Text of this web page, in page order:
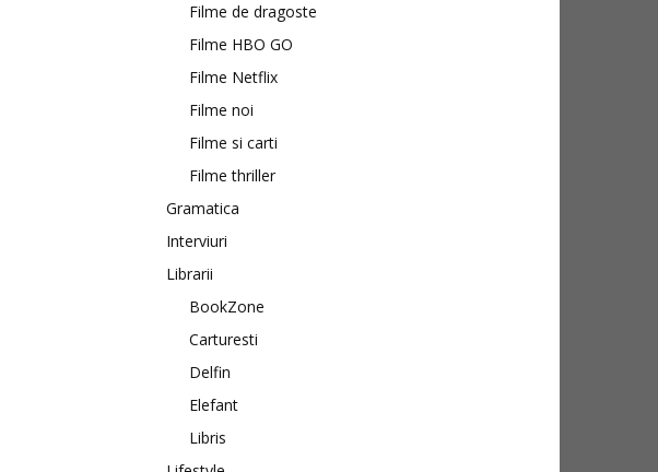
Filme de dragoste
Filme HBO GO
Filme Netflix
Filme noi
Filme si carti
Filme thriller
Gramatica
Interviuri
Librarii
BookZone
Carturesti
Delfin
Elefant
Libris